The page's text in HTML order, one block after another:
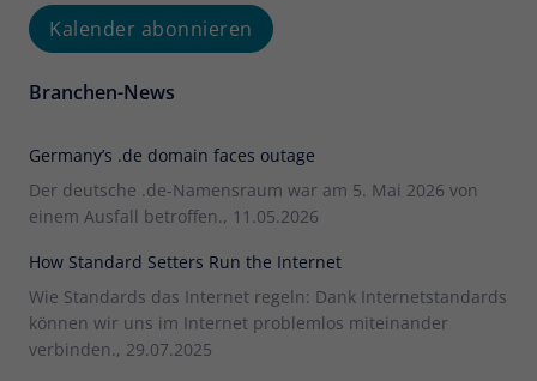
Kalender abonnieren
Branchen-News
Germany’s .de domain faces outage
Der deutsche .de-Namensraum war am 5. Mai 2026 von
einem Ausfall betroffen., 11.05.2026
How Standard Setters Run the Internet
Wie Standards das Internet regeln: Dank Internetstandards
können wir uns im Internet problemlos miteinander
verbinden., 29.07.2025